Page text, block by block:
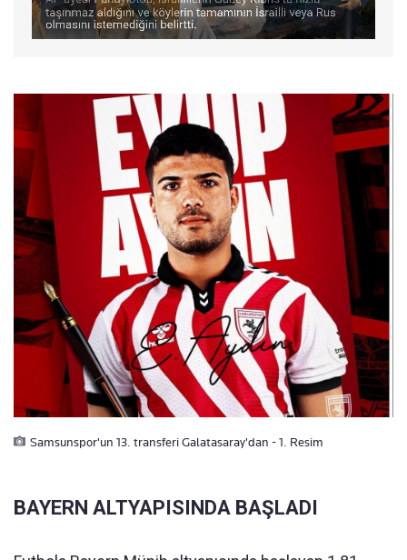
Samsunspor'un 13. transferi Galatasaray'dan - 1. Resim
BAYERN ALTYAPISINDA BAŞLADI